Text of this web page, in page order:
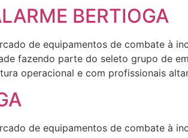
BERTIOGA
de equipamentos de combate à
fazendo parte do seleto grupo de
operacional e com profissionais
de equipamentos de combate à